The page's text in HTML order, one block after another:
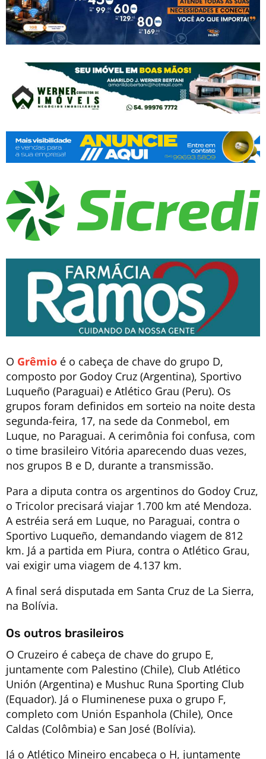
O Grêmio é o cabeça de chave do grupo D,
composto por Godoy Cruz (Argentina), Sportivo
Luqueño (Paraguai) e Atlético Grau (Peru). Os
grupos foram definidos em sorteio na noite desta
segunda-feira, 17, na sede da Conmebol, em
Luque, no Paraguai. A cerimônia foi confusa, com
o time brasileiro Vitória aparecendo duas vezes,
nos grupos B e D, durante a transmissão.
Para a diputa contra os argentinos do Godoy Cruz,
o Tricolor precisará viajar 1.700 km até Mendoza.
A estréia será em Luque, no Paraguai, contra o
Sportivo Luqueño, demandando viagem de 812
km. Já a partida em Piura, contra o Atlético Grau,
vai exigir uma viagem de 4.137 km.
A final será disputada em Santa Cruz de La Sierra,
na Bolívia.
Os outros brasileiros
O Cruzeiro é cabeça de chave do grupo E,
juntamente com Palestino (Chile), Club Atlético
Unión (Argentina) e Mushuc Runa Sporting Club
(Equador). Já o Fluminenese puxa o grupo F,
completo com Unión Espanhola (Chile), Once
Caldas (Colômbia) e San José (Bolívia).
Já o Atlético Mineiro encabeça o H, juntamente